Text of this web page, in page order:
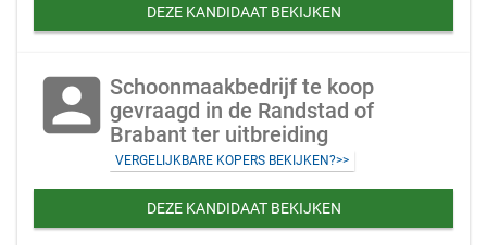
DEZE KANDIDAAT BEKIJKEN
account_box Schoonmaakbedrijf te koop
gevraagd in de Randstad of
Brabant ter uitbreiding
VERGELIJKBARE KOPERS BEKIJKEN?>>
DEZE KANDIDAAT BEKIJKEN